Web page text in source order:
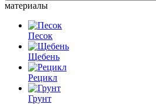
материалы
Песок
Щебень
Рецикл
Грунт